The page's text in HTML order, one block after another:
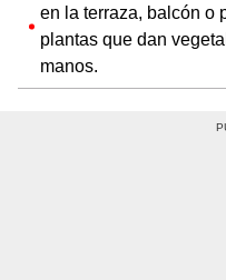
en la terraza, balcón o
plantas que dan
manos.